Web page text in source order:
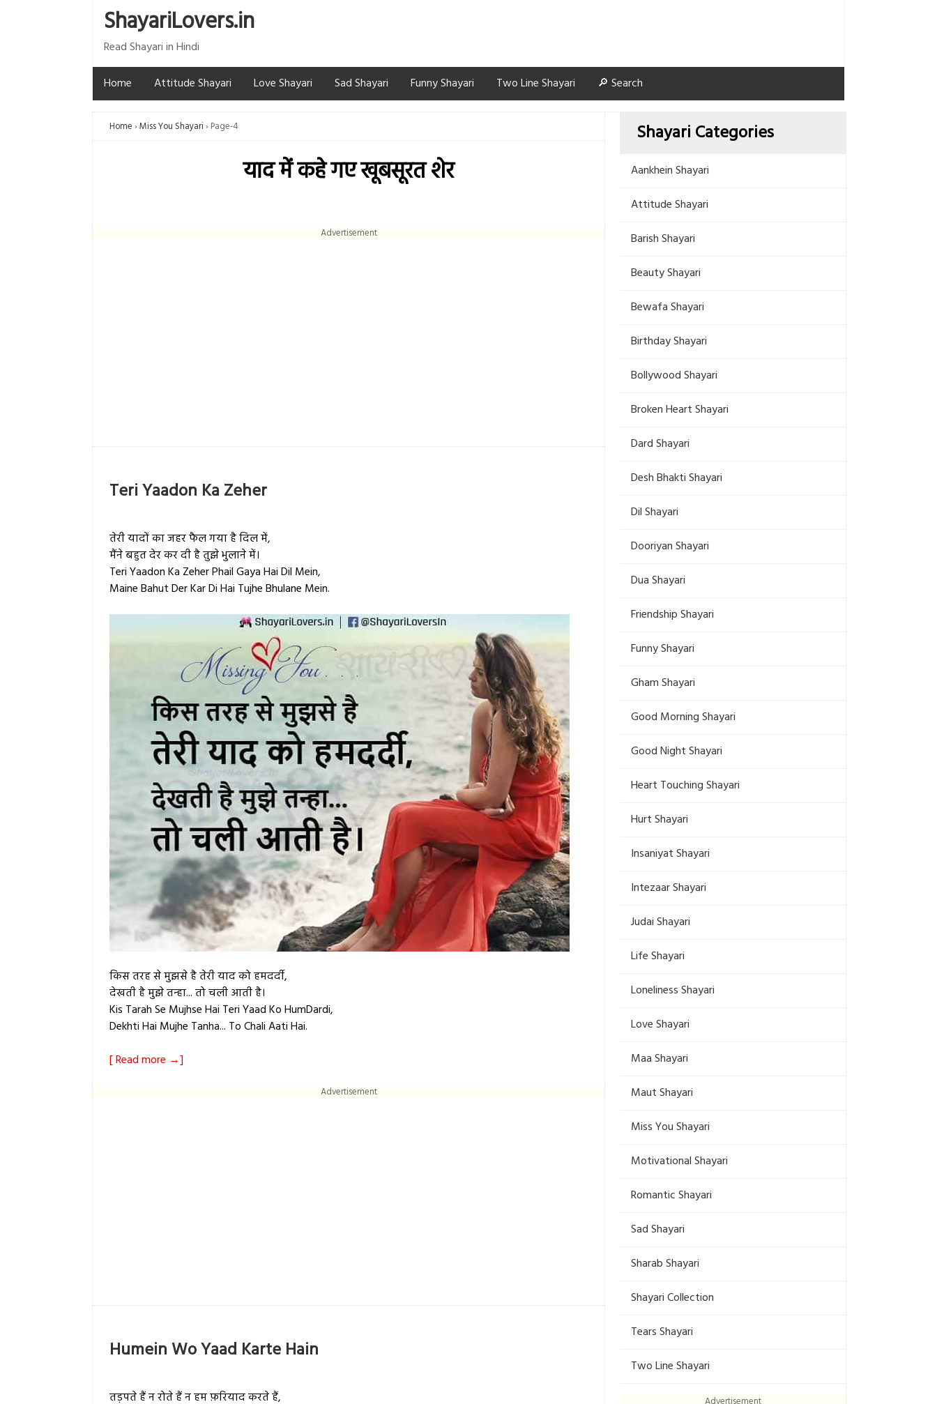
ShayariLovers.in
Read Shayari in Hindi
Home
Attitude Shayari Love Shayari Sad Shayari Funny Shayari Two Line Shayari 🔎 Search
Home Miss You Shayari Page-4
याद में कहे गए खूबसूरत शेर
Advertisement
Teri Yaadon Ka Zeher
तेरी यादों का जहर फैल गया है दिल में,
मैंने बहुत देर कर दी है तुझे भुलाने में।
Teri Yaadon Ka Zeher Phail Gaya Hai Dil Mein,
Maine Bahut Der Kar Di Hai Tujhe Bhulane Mein.
किस तरह से मुझसे है तेरी याद को हमदर्दी,
देखती है मुझे तन्हा... तो चली आती है।
Kis Tarah Se Mujhse Hai Teri Yaad Ko HumDardi,
Dekhti Hai Mujhe Tanha... To Chali Aati Hai.
[ Read more →]
Advertisement
Humein Wo Yaad Karte Hain
तड़पते हैं न रोते हैं न हम फ़रियाद करते हैं,
Shayari Categories
Aankhein Shayari
Attitude Shayari
Barish Shayari
Beauty Shayari
Bewafa Shayari
Birthday Shayari
Bollywood Shayari
Broken Heart Shayari
Dard Shayari
Desh Bhakti Shayari
Dil Shayari
Dooriyan Shayari
Dua Shayari
Friendship Shayari
Funny Shayari
Gham Shayari
Good Morning Shayari
Good Night Shayari
Heart Touching Shayari
Hurt Shayari
Insaniyat Shayari
Intezaar Shayari
Judai Shayari
Life Shayari
Loneliness Shayari
Love Shayari
Maa Shayari
Maut Shayari
Miss You Shayari
Motivational Shayari
Romantic Shayari
Sad Shayari
Sharab Shayari
Shayari Collection
Tears Shayari
Two Line Shayari